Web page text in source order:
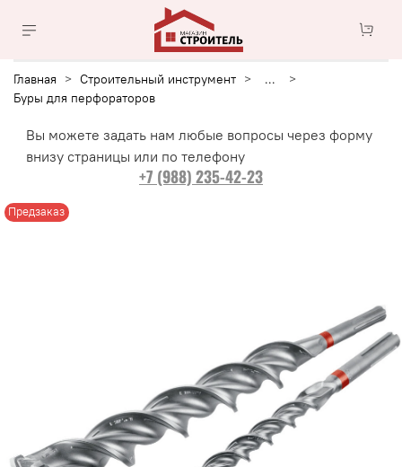
Главная Строительный инструмент
...
Буры для перфораторов
Вы можете задать нам любые вопросы через форму
внизу страницы или по телефону
+7 (988) 235-42-23
Предзаказ